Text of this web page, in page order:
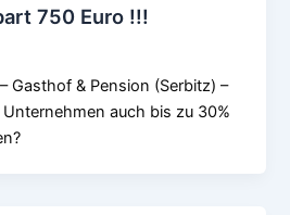
750 Euro !!!
Gasthof & Pension (Serbitz) –
auch bis zu 30%